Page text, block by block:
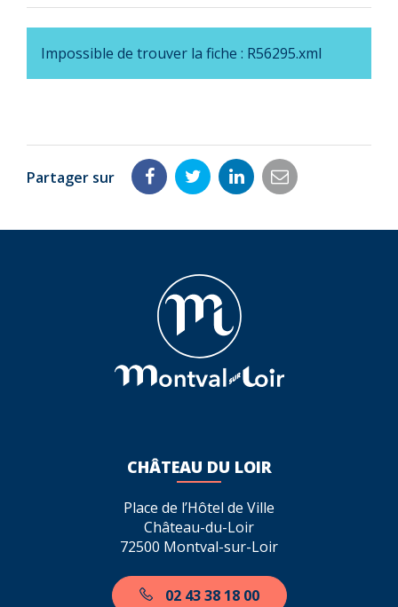
Impossible de trouver la fiche : R56295.xml
Partager sur
Partager
Facebook
Partager
Twitter
Partager
LinkedIn
Partager
email
CHÂTEAU DU LOIR
Place de l’Hôtel de Ville
Château-du-Loir
72500 Montval-sur-Loir
02 43 38 18 00